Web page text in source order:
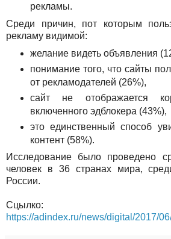
рекламы.
Среди причин, пот которым
рекламу видимой:
желание видеть объявления
понимание того, что сайты
от рекламодателей (26%),
сайт не отображается
включенного эдблокера (43%),
это единственный способ
контент (58%).
Исследование было проведено
человек в 36 странах мира,
России.
Сцылко:
https://adindex.ru/news/digital/2017/